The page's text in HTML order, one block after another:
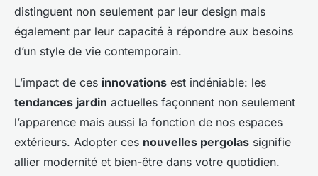
distinguent non seulement par leur design mais
également par leur capacité à répondre aux besoins
d’un style de vie contemporain.
L’impact de ces innovations est indéniable: les
tendances jardin actuelles façonnent non seulement
l’apparence mais aussi la fonction de nos espaces
extérieurs. Adopter ces nouvelles pergolas signifie
allier modernité et bien-être dans votre quotidien.